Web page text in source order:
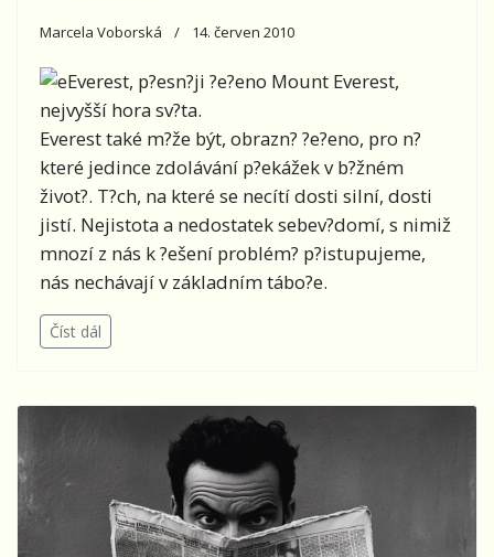
Marcela Voborská 14. červen 2010
Everest, p?esn?ji ?e?eno Mount Everest,
nejvyšší hora sv?ta.
Everest také m?že být, obrazn? ?e?eno, pro n?
které jedince zdolávání p?ekážek v b?žném
život?. T?ch, na které se necítí dosti silní, dosti
jistí. Nejistota a nedostatek sebev?domí, s nimiž
mnozí z nás k ?ešení problém? p?istupujeme,
nás nechávají v základním tábo?e.
Číst dál